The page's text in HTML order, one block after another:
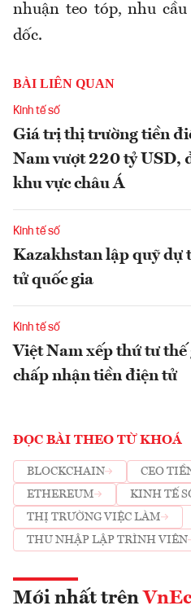
nhuận teo tóp, nhu
dốc.
BÀI LIÊN QUAN
Kinh tế số
Giá trị thị trường tiền
Nam vượt 220 tỷ USD,
khu vực châu Á
Kinh tế số
Kazakhstan lập quỹ dự
tử quốc gia
Kinh tế số
Việt Nam xếp thứ tư thế
chấp nhận tiền điện tử
ĐỌC BÀI THEO TỪ KHOÁ
BLOCKCHAIN
CEO
ETHEREUM
KINH TẾ
THỊ TRƯỜNG VIỆC LÀM
THU NHẬP LẬP TRÌNH VIÊN
Mới nhất trên